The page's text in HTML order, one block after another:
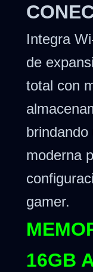
Integra
de
total con
moderna
gamer.
16GB